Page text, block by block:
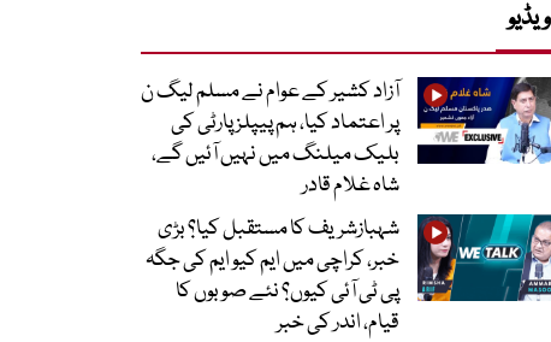
ویڈیو
آزاد کشیر کے عوام نے مسلم لیگ ن
پر اعتماد کیا، ہم پیپلز پارٹی کی
بلیک میلنگ میں نہیں آئیں گے،
شاہ غلام قادر
شہبازشریف کا مستقبل کیا؟ بڑی
خبر، کراچی میں ایم کیو ایم کی جگہ
پی ٹی آئی کیوں؟ نئے صوبوں کا
قیام، اندر کی خبر